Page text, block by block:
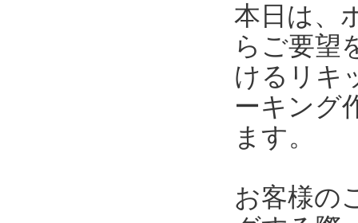
本日は、
らご要望
けるリキ
ーキング
ます。
お客様の